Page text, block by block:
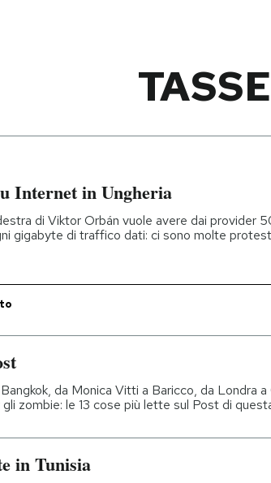
Internet in Ungheria
di Viktor Orbán vuole avere dai provider
gigabyte di traffico dati: ci sono molte
da Monica Vitti a Baricco, da Londra a
zombie: le 13 cose più lette sul Post di
in Tunisia